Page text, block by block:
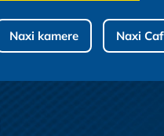
Naxi kamere Naxi